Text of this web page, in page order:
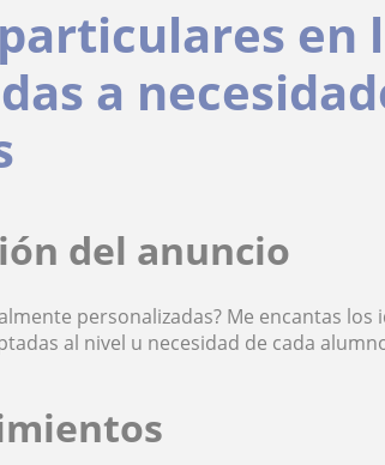
en
a
del anuncio
personalizadas? Me encantas
al nivel u necesidad de cada